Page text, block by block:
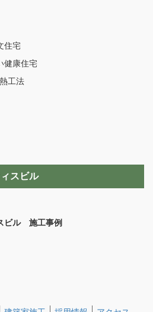
住宅
健康住宅
工法
スビル
ビル 施工事例